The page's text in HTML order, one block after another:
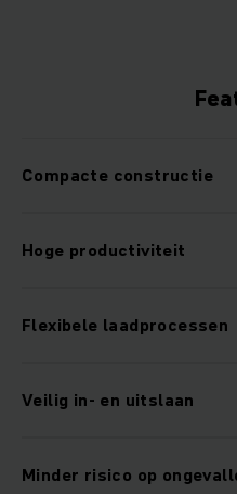
Compacte constructie
Hoge productiviteit
Flexibele laadprocessen
Veilig in- en uitslaan
Minder risico op